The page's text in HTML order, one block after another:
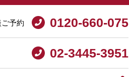
予約 0120-660-075
02-3445-3951